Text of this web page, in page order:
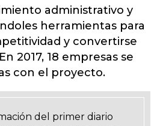
administrativo y
herramientas para
y convertirse
2017, 18 empresas se
con el proyecto.
del primer diario